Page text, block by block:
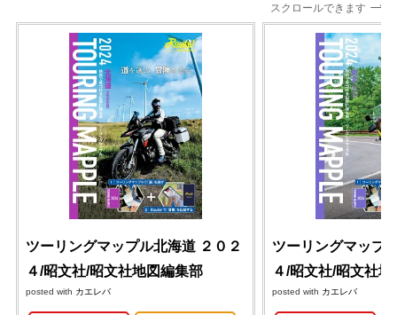
スクロールできます
ツーリングマップル北海道 ２０２
４/昭文社/昭文社地図編集部
posted with カエレバ
ツーリングマップ
４/昭文社/昭文社
posted with カエレバ